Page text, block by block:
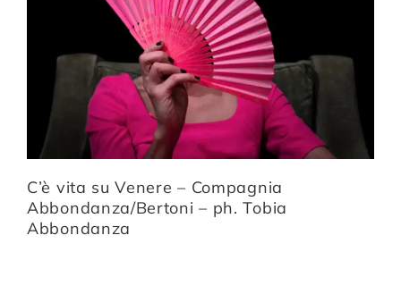
Sostienici
Calendario
C’è vita su Venere – Compagnia
Abbondanza/Bertoni – ph. Tobia
Abbondanza